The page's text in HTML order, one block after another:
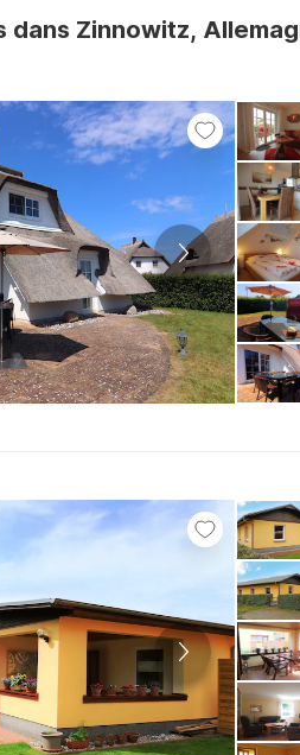
dans Zinnowitz,